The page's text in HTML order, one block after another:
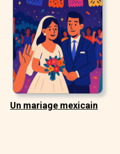
Un mariage mexicain